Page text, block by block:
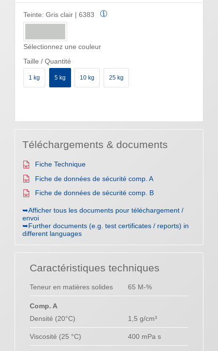
Teinte: Gris clair | 6383
Sélectionnez une couleur
Taille / Quantité
1 kg 5 kg 10 kg 25 kg
Téléchargements & documents
Fiche Technique
Fiche de données de sécurité comp. A
Fiche de données de sécurité comp. B
➥Afficher tous les documents pour téléchargement /
envoi
➥Further documents (e.g. test certificates / reports) in
different languages
Caractéristiques techniques
Teneur en matières solides 65 M-%
Comp. A
Densité (20°C)
1,5 g/cm³
Viscosité (25 °C) 400 mPa s